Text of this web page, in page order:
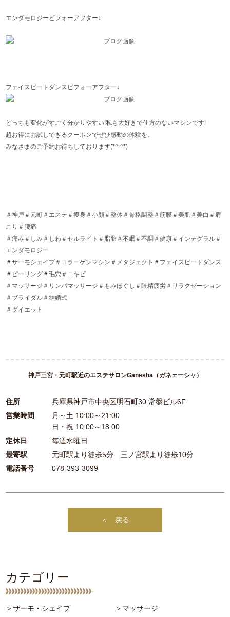
エンダモロジービフォーアフター↓
フェイスビートダンスビフォーアフター↓
どっちも変化がすごく分かりやすい!私も大好きで仕方のないマシンです!
超お得にお試しできるクーポンでぜひ感動の体験を。
みなさまのご予約お待ちしております(*^-^*)
＃神戸＃元町＃エステ＃痩身＃小顔＃整体＃骨格調整＃筋膜＃美肌＃美白＃肩
こり＃腰痛
＃痛み＃しみ＃しわ＃セルライト＃脂肪＃不眠＃不調＃健康＃インテグラル＃
エンダモロジー
＃サーモシェイプ＃コラーゲンマシン＃メタジェクト＃フェイスビートダンス
＃ピーリング＃毛穴＃ニキビ
＃マッサージ＃リンパマッサージ＃もみほぐし＃眼精疲労＃リラクゼーション
＃ブライダル＃結婚式
＃ダイエット
神戸三宮・元町駅近のエステサロンGanesha（ガネェーシャ）
住所
兵庫県神戸市中央区明石町30 常盤ビル6F
営業時間
月～土 10:00～21:00
日・祝 10:00～18:00
定休日
毎週水曜日
最寄駅
元町駅より徒歩5分 三ノ宮駅より徒歩10分
電話番号
078-393-3099
＜ 戻る
カテゴリー
＞サーモ・シェイプ ＞マッサージ